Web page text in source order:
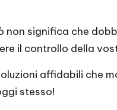
non significa che
il controllo della
affidabili che
stesso!